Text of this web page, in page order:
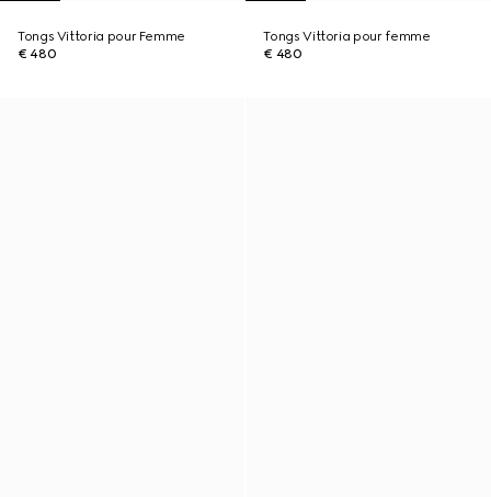
Tongs Vittoria pour Femme
€ 480
Tongs Vittoria pour femme
€ 480